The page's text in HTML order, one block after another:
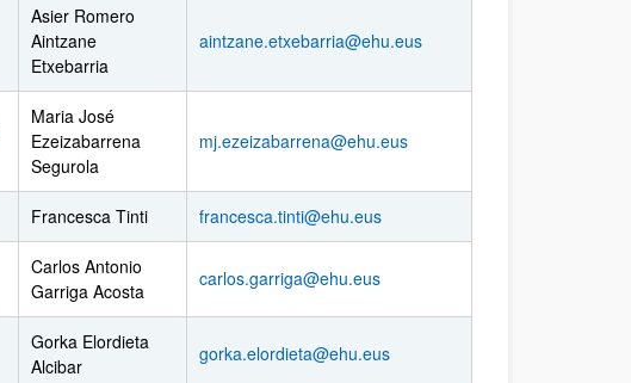
Asier Romero
Aintzane
Etxebarria
aintzane.etxebarria@ehu.eus
Maria José
Ezeizabarrena
Segurola
mj.ezeizabarrena@ehu.eus
Francesca Tinti francesca.tinti@ehu.eus
Carlos Antonio
Garriga Acosta
carlos.garriga@ehu.eus
Gorka Elordieta
Alcibar
gorka.elordieta@ehu.eus